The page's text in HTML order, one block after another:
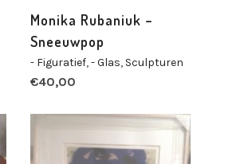
Monika Rubaniuk –
Sneeuwpop
- Figuratief,- Glas, Sculpturen
€40,00